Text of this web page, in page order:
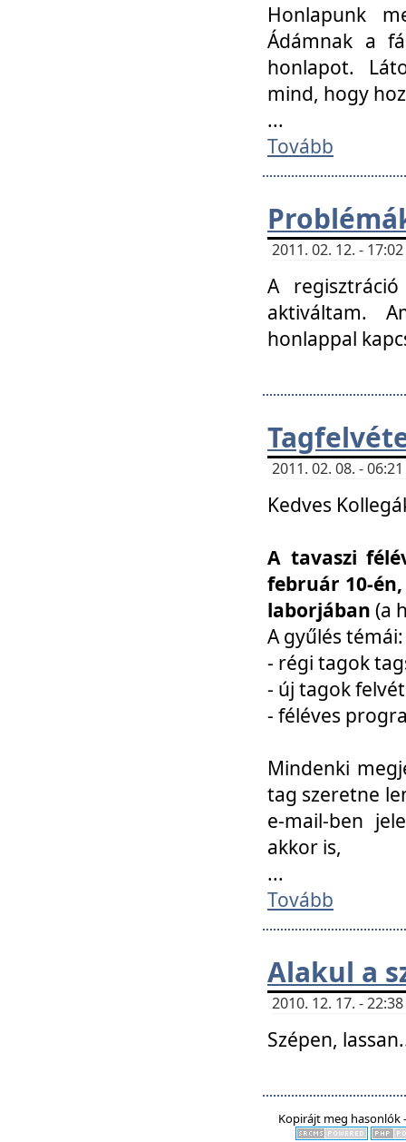
Honlapunk
Ádámnak a
honlapot.
mind, hogy
...
Tovább
2011. 02. 12. -
A
aktiváltam.
honlappal
2011. 02. 08. -
Kedves
A tavaszi
február 10-
laborjában (a
A gyűlés témái:
- régi tagok
- új tagok
- féléves
Mindenki
tag szeretne
e-mail-ben
akkor is,
...
Tovább
Alakul a
2010. 12. 17. -
Szépen,
Kopirájt meg hasonlók